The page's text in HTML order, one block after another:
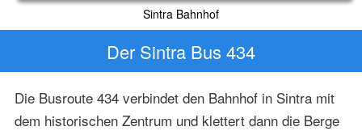
Sintra Bahnhof
Der Sintra Bus 434
Die Busroute 434 verbindet den Bahnhof in Sintra mit
dem historischen Zentrum und klettert dann die Berge